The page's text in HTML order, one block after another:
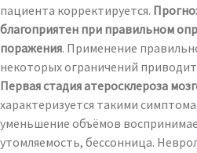
пациента корректируется.
благоприятен при правильном
поражения. Применение
некоторых ограничений
Первая стадия атеросклероза
характеризуется такими
уменьшение объёмов
утомляемость, бессонница.